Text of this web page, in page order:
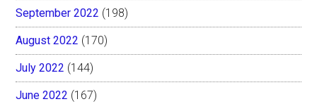
September 2022 (198)
August 2022 (170)
July 2022 (144)
June 2022 (167)